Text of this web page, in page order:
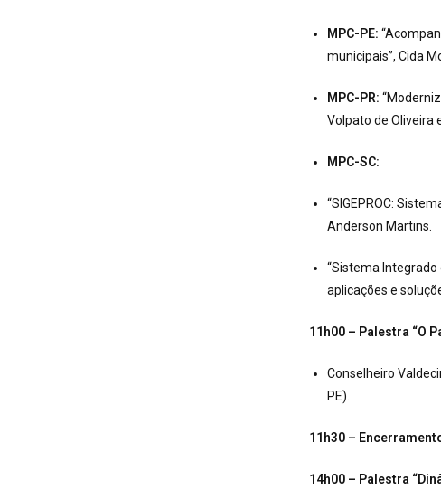
MPC-PE:
municipais”, Cida
MPC-PR:
Volpato de Oliveira
MPC-SC:
“SIGEPROC:
Anderson Martins.
“Sistema
aplicações e
11h00 – Palestra “O
Conselheiro
PE).
11h30 –
14h00 – Palestra